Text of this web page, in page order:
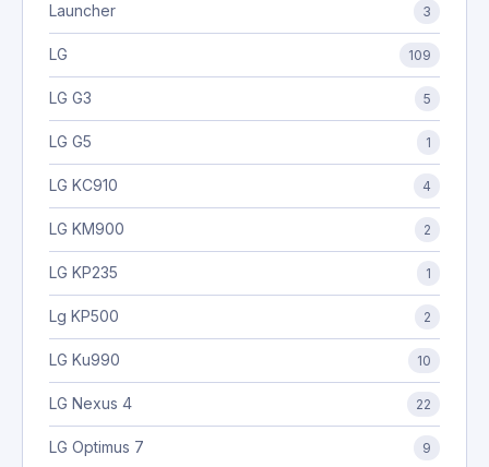
Launcher 3
LG 109
LG G3 5
LG G5 1
LG KC910 4
LG KM900 2
LG KP235 1
Lg KP500 2
LG Ku990 10
LG Nexus 4 22
LG Optimus 7 9